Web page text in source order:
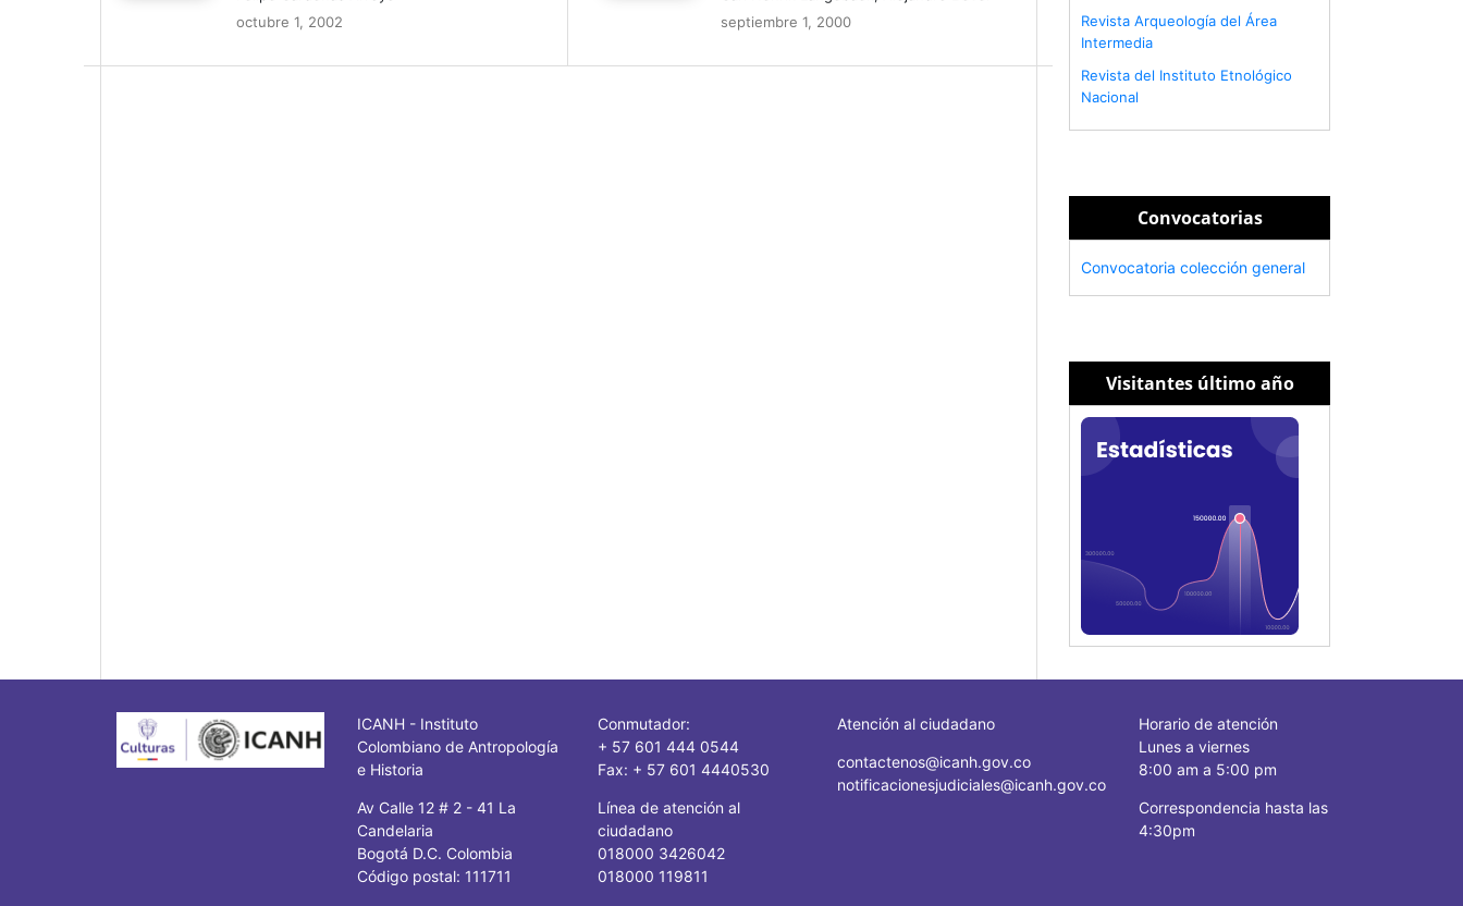
octubre 1, 2002
septiembre 1, 2000
Revista Arqueología del Área
Intermedia
Revista del Instituto Etnológico
Nacional
Convocatorias
Convocatoria colección general
Visitantes último año
ICANH - Instituto
Colombiano de Antropología
e Historia
Av Calle 12 # 2 - 41 La
Candelaria
Bogotá D.C. Colombia
Código postal: 111711
Conmutador:
+ 57 601 444 0544
Fax: + 57 601 4440530
Línea de atención al
ciudadano
018000 3426042
018000 119811
Atención al ciudadano
contactenos@icanh.gov.co
notificacionesjudiciales@icanh.gov.co
Horario de atención
Lunes a viernes
8:00 am a 5:00 pm
Correspondencia hasta las
4:30pm